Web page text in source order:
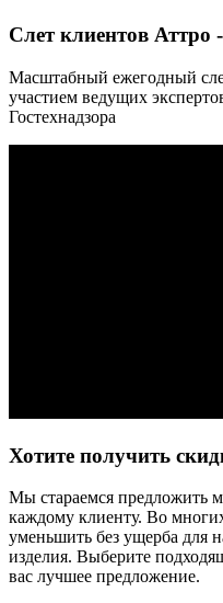
Слет клиентов Аттро
Масштабный ежегодный
участием ведущих
Гостехнадзора
Хотите получить
Мы стараемся предложить
каждому клиенту. Во
уменьшить без ущерба для
изделия. Выберите
вас лучшее предложение.